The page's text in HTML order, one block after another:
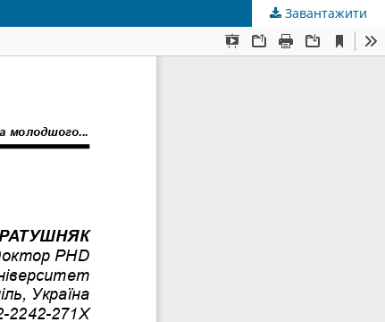
Завантажити